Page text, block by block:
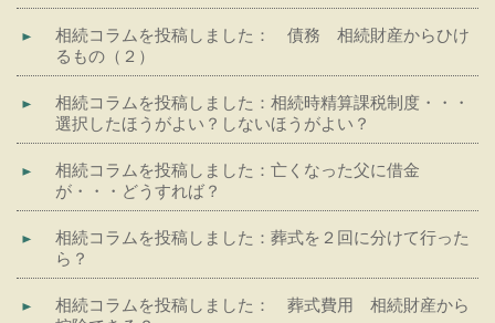
相続コラムを投稿しました： 債務 相続財産からひけ
るもの（２）
相続コラムを投稿しました：相続時精算課税制度・・・
選択したほうがよい？しないほうがよい？
相続コラムを投稿しました：亡くなった父に借金
が・・・どうすれば？
相続コラムを投稿しました：葬式を２回に分けて行った
ら？
相続コラムを投稿しました： 葬式費用 相続財産から